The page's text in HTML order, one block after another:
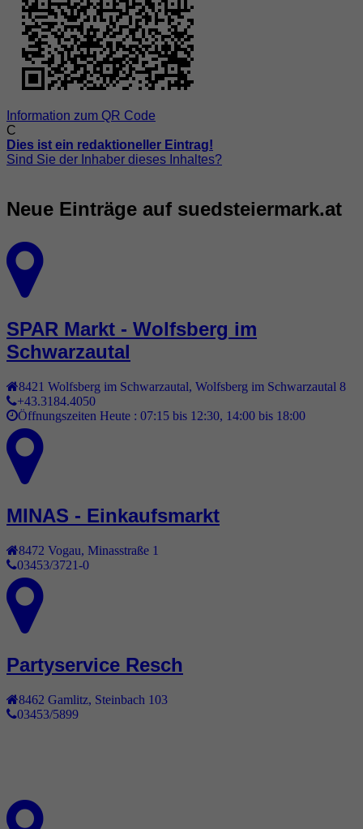
Information zum QR Code
C
Dies ist ein redaktioneller Eintrag!
Sind Sie der Inhaber dieses Inhaltes?
Neue Einträge auf suedsteiermark.at
SPAR Markt - Wolfsberg im
Schwarzautal
8421 Wolfsberg im Schwarzautal Wolfsberg im Schwarzautal 8
+43.3184.4050
Öffnungszeiten Heute : 07:15 bis 12:30, 14:00 bis 18:00
MINAS - Einkaufsmarkt
8472 Vogau Minasstraße 1
03453/3721-0
Partyservice Resch
8462 Gamlitz
Steinbach 103
03453/5899